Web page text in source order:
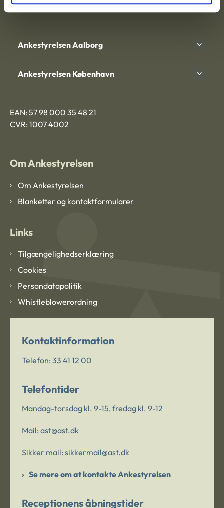
9000 Aalborg
Ankestyrelsen Aalborg
Ankestyrelsen København
EAN: 57 98 000 35 48 21
CVR: 1007 4002
Om Ankestyrelsen
Om Ankestyrelsen
Blanketter og kontaktformularer
Links
Tilgængelighedserklæring
Cookies
Persondatapolitik
Whistleblowerordning
Kontaktinformation
Telefon: 33 41 12 00
Telefontider
Mandag-torsdag kl. 9-15, fredag kl. 9-12
Mail: ast@ast.dk
Sikker mail: sikkermail@ast.dk
Se mere om at kontakte Ankestyrelsen
Receptionens åbningstider